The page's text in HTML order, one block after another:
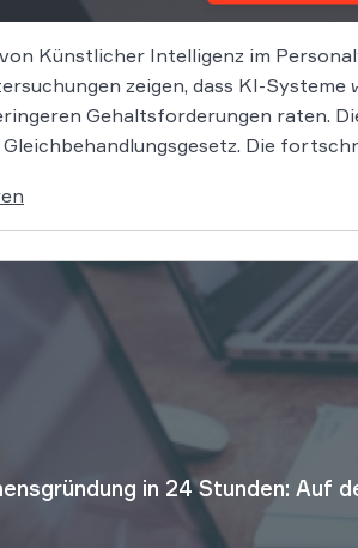
Künstlicher Intelligenz im
zeigen, dass KI-
Gehaltsforderungen raten.
Die
in 24 Stunden: Auf